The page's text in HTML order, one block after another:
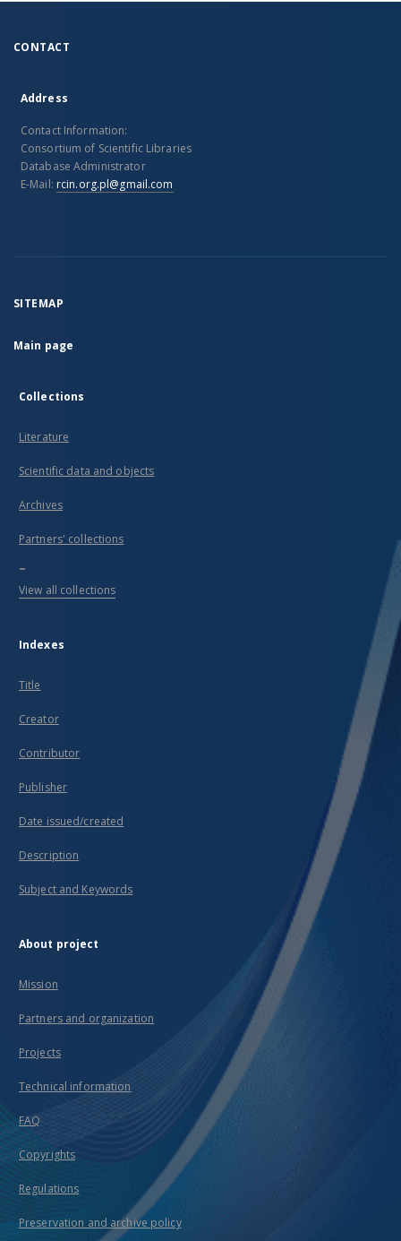
CONTACT
Address
Contact Information:
Consortium of Scientific Libraries
Database Administrator
E-Mail: rcin.org.pl@gmail.com
SITEMAP
Main page
Collections
Literature
Scientific data and objects
Archives
Partners' collections
...
View all collections
Indexes
Title
Creator
Contributor
Publisher
Date issued/created
Description
Subject and Keywords
About project
Mission
Partners and organization
Projects
Technical information
FAQ
Copyrights
Regulations
Preservation and archive policy